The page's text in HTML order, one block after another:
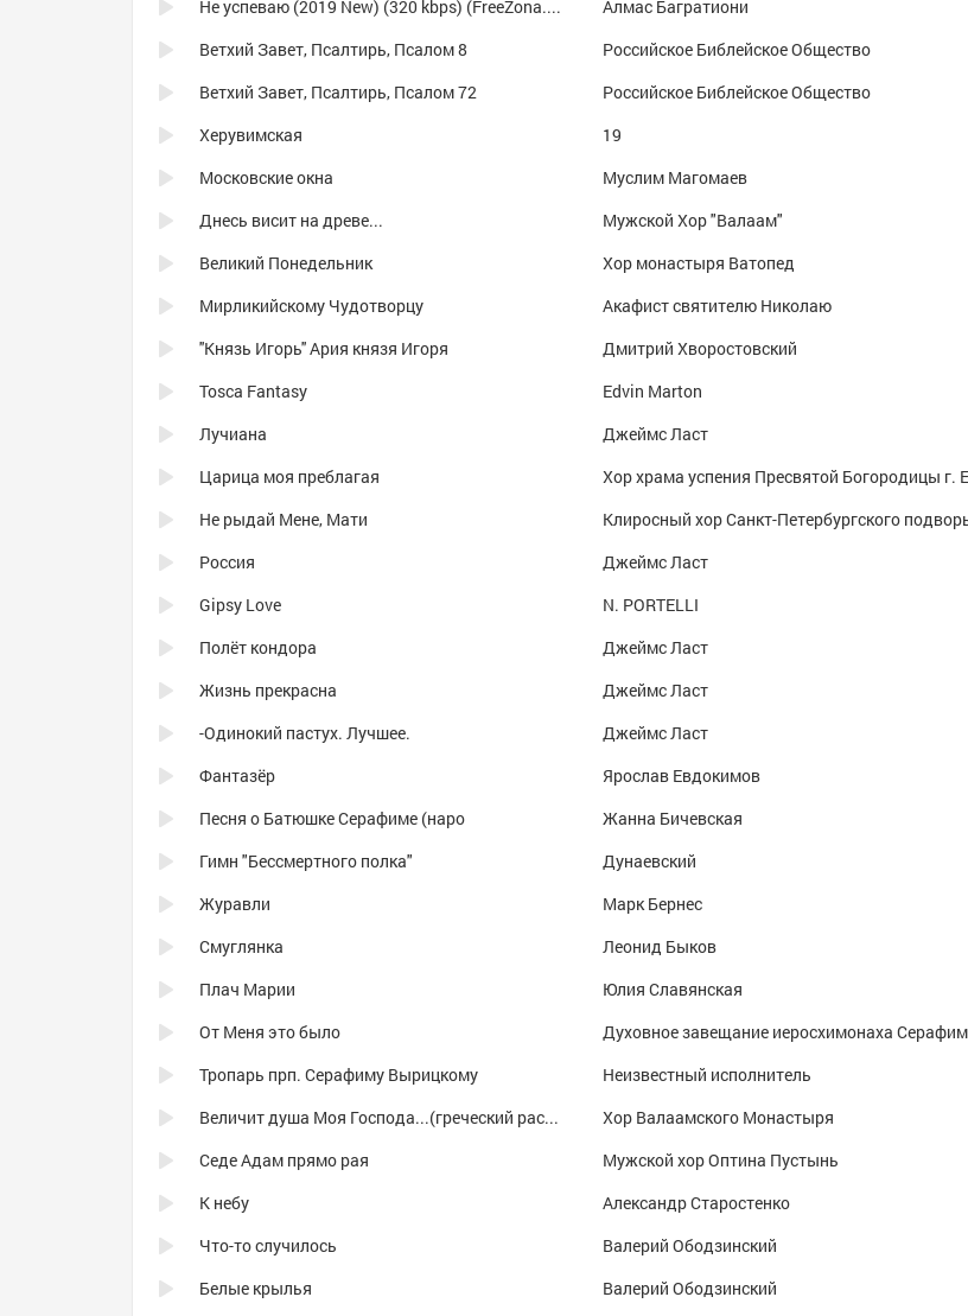
Не успеваю (2019 New) (320 kbps) (FreeZona.Pro)
Алмас Багратиони
Ветхий Завет, Псалтирь, Псалом 8
Российское Библейское Общество
Ветхий Завет, Псалтирь, Псалом 72
Российское Библейское Общество
Херувимская
19
Московские окна
Муслим Магомаев
Днесь висит на древе...
Мужской Хор "Валаам"
Великий Понедельник
Хор монастыря Ватопед
Мирликийскому Чудотворцу
Акафист святителю Николаю
''Князь Игорь'' Ария князя Игоря
Дмитрий Хворостовский
Tosca Fantasy
Edvin Marton
Лучиана
Джеймс Ласт
Царица моя преблагая
Не рыдай Мене, Мати
Россия
Джеймс Ласт
Gipsy Love
N. PORTELLI
Полёт кондора
Джеймс Ласт
Жизнь прекрасна
Джеймс Ласт
-Одинокий пастух. Лучшее.
Джеймс Ласт
Фантазёр
Ярослав Евдокимов
Песня о Батюшке Серафиме (наро
Жанна Бичевская
Гимн "Бессмертного полка"
Дунаевский
Журавли
Марк Бернес
Смуглянка
Леонид Быков
Плач Марии
Юлия Славянская
От Меня это было
Тропарь прп. Серафиму Вырицкому
Неизвестный исполнитель
Величит душа Моя Господа...(греческий расп. с исоном)
Хор Валаамского Монастыря
Седе Адам прямо рая
Мужской хор Оптина Пустынь
К небу
Александр Старостенко
Что-то случилось
Валерий Ободзинский
Белые крылья
Валерий Ободзинский